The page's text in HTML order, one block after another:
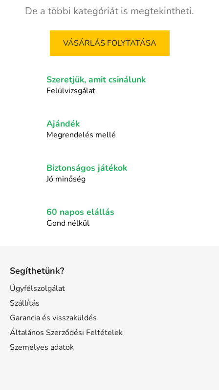
De a többi kategóriát is megtekintheti.
VÁSÁRLÁS FOLYTATÁSA
Szeretjük, amit csinálunk
Felülvizsgálat
Ajándék
Megrendelés mellé
Biztonságos játékok
Jó minőség
60 napos elállás
Gond nélkül
Segíthetünk?
Ügyfélszolgálat
Szállítás
Garancia és visszaküldés
Általános Szerződési Feltételek
Személyes adatok